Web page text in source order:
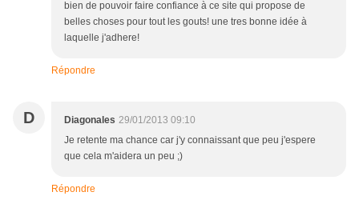
bien de pouvoir faire confiance à ce site qui propose de
belles choses pour tout les gouts! une tres bonne idée à
laquelle j'adhere!
Répondre
D Diagonales 29/01/2013 09:10
Je retente ma chance car j'y connaissant que peu j'espere
que cela m'aidera un peu ;)
Répondre